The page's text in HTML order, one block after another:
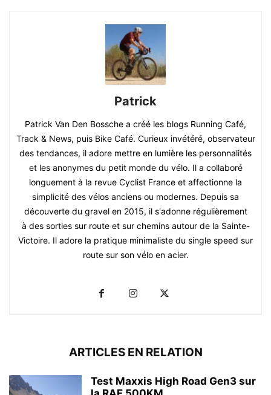
Patrick
Patrick Van Den Bossche a créé les blogs Running Café,
Track & News, puis Bike Café. Curieux invétéré, observateur
des tendances, il adore mettre en lumière les personnalités
et les anonymes du petit monde du vélo. Il a collaboré
longuement à la revue Cyclist France et affectionne la
simplicité des vélos anciens ou modernes. Depuis sa
découverte du gravel en 2015, il s'adonne régulièrement
à des sorties sur route et sur chemins autour de la Sainte-
Victoire. Il adore la pratique minimaliste du single speed sur
route sur son vélo en acier.
ARTICLES EN RELATION
Test Maxxis High Road Gen3 sur